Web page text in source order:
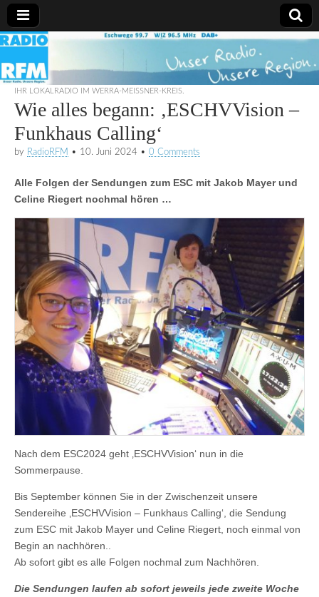
Radio
RFM
IHR LOKALRADIO IM WERRA-MEISSNER-KREIS.
Wie alles begann: ‚ESCHVVision –
Funkhaus Calling‘
by RadioRFM • 10. Juni 2024 • 0 Comments
Alle Folgen der Sendungen zum ESC mit Jakob Mayer und
Celine Riegert nochmal hören …
Nach dem ESC2024 geht ‚ESCHVVision‘ nun in die
Sommerpause.
Bis September können Sie in der Zwischenzeit unsere
Sendereihe ‚ESCHVVision – Funkhaus Calling‘, die Sendung
zum ESC mit Jakob Mayer und Celine Riegert, noch einmal von
Begin an nachhören..
Ab sofort gibt es alle Folgen nochmal zum Nachhören.
Die Sendungen laufen ab sofort jeweils jede zweite Woche